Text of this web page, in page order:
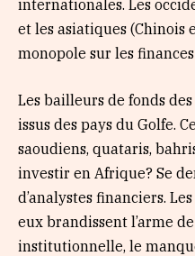
internationales. Les
et les asiatiques
monopole sur les
Les bailleurs de fonds
issus des pays du Golfe.
saoudiens, quataris,
investir en Afrique? Se
d’analystes financiers.
eux brandissent l’arme
institutionnelle, le